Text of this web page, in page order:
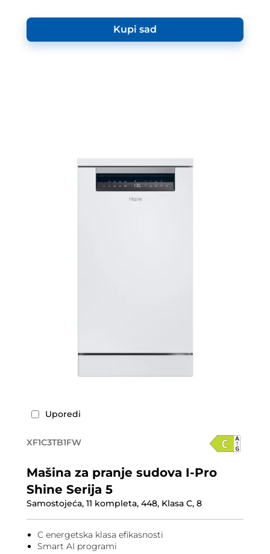
Kupi sad
Uporedi
XF1C3TB1FW
Mašina za pranje sudova I-Pro
Shine Serija 5
Samostojeća, 11 kompleta, 448, Klasa C, 8
C energetska klasa efikasnosti
Smart AI programi